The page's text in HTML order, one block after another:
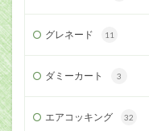
グレネード 11
ダミーカート 3
エアコッキング 32